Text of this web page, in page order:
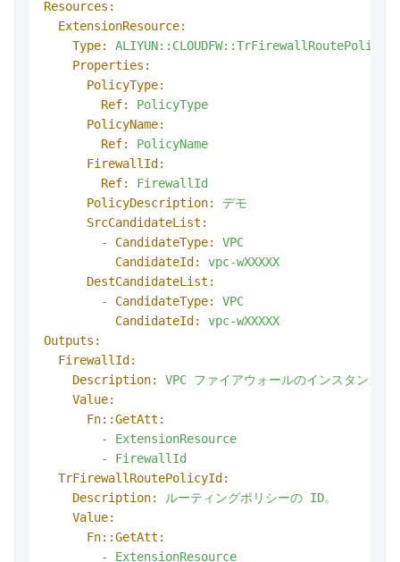
Resources:
ExtensionResource:
Type:
ALIYUN::CLOUDFW::TrFirewallRoutePolicy
Properties:
PolicyType:
Ref:
PolicyType
PolicyName:
Ref:
PolicyName
FirewallId:
Ref:
FirewallId
PolicyDescription:
デモ
SrcCandidateList:
-
CandidateType:
VPC
CandidateId:
vpc-wXXXXX
DestCandidateList:
-
CandidateType:
VPC
CandidateId:
vpc-wXXXXX
Outputs:
FirewallId:
Description:
VPC ファイアウォールのインスタンス
Value:
Fn::GetAtt:
-
ExtensionResource
-
FirewallId
TrFirewallRoutePolicyId:
Description:
ルーティングポリシーの ID。
Value:
Fn::GetAtt:
-
ExtensionResource